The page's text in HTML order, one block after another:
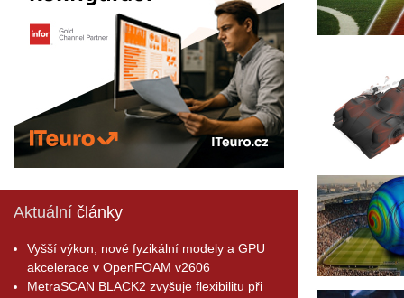
Aktuální články
Vyšší výkon, nové fyzikální modely a GPU
akcelerace v OpenFOAM v2606
MetraSCAN BLACK2 zvyšuje flexibilitu při